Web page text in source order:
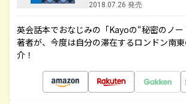
2018.07.26 発売
英会話本でおなじみの「Kayoの“秘密のノー
著者が、今度は自分の滞在するロンドン南
介！